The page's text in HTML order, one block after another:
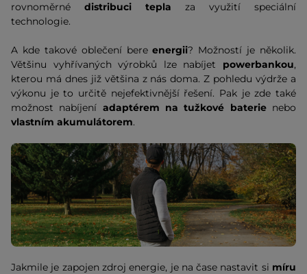
rovnoměrné distribuci tepla za využití speciální
technologie.
A kde takové oblečení bereenergii? Možností je několik.
Většinu vyhřívaných výrobků lze nabíjet powerbankou,
kterou má dnes již většina z nás doma. Z pohledu výdrže a
výkonu je to určitě nejefektivnější řešení. Pak je zde také
možnost nabíjení adaptérem na tužkové baterienebo
vlastním akumulátorem.
Jakmile je zapojen zdroj energie, je na čase nastavit si míru